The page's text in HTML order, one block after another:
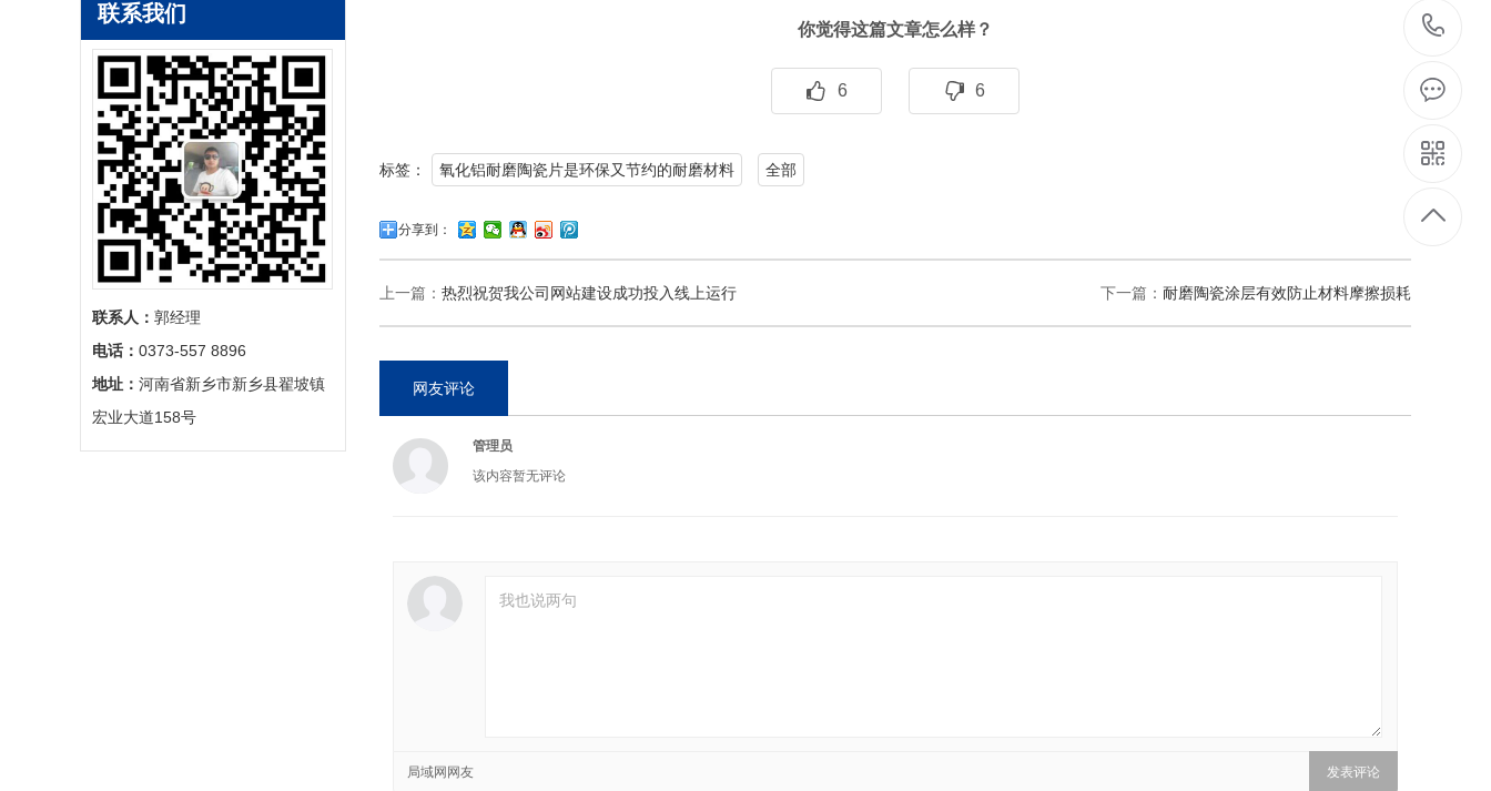
联系我们
联系人： 郭经理
电话： 0373-557 8896
地址： 河南省新乡市新乡县翟坡镇
宏业大道158号
你觉得这篇文章怎么样？
6 6
标签： 氧化铝耐磨陶瓷片是环保又节约的耐磨材料 全部
分享到：
上一篇： 热烈祝贺我公司网站建设成功投入线上运行 下一篇： 耐磨陶瓷涂层有效防止材料摩擦损耗
网友评论
管理员
该内容暂无评论
局域网网友